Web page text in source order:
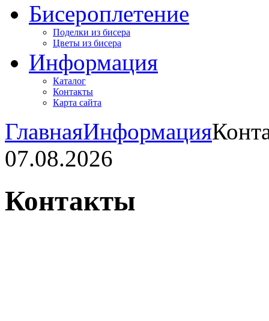
Бисероплетение
Поделки из бисера
Цветы из бисера
Информация
Каталог
Контакты
Карта сайта
ГлавнаяИнформация
07.08.2026
Контакты